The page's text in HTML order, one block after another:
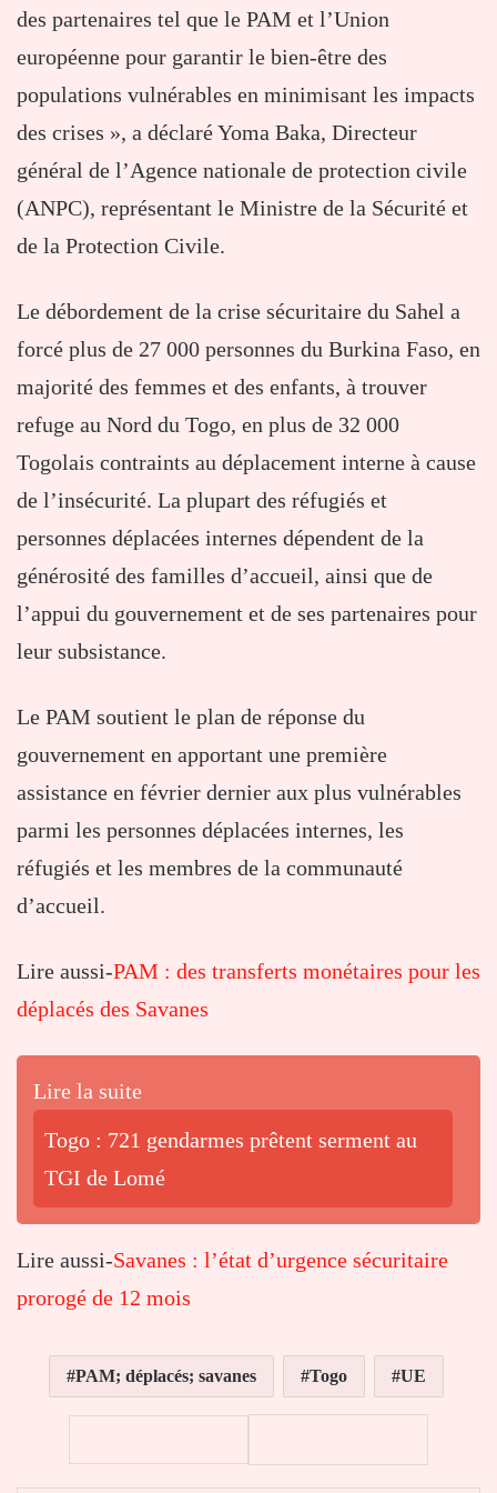
des partenaires tel que le PAM et l’Union
européenne pour garantir le bien-être des
populations vulnérables en minimisant les impacts
des crises », a déclaré Yoma Baka, Directeur
général de l’Agence nationale de protection civile
(ANPC), représentant le Ministre de la Sécurité et
de la Protection Civile.
Le débordement de la crise sécuritaire du Sahel a
forcé plus de 27 000 personnes du Burkina Faso, en
majorité des femmes et des enfants, à trouver
refuge au Nord du Togo, en plus de 32 000
Togolais contraints au déplacement interne à cause
de l’insécurité. La plupart des réfugiés et
personnes déplacées internes dépendent de la
générosité des familles d’accueil, ainsi que de
l’appui du gouvernement et de ses partenaires pour
leur subsistance.
Le PAM soutient le plan de réponse du
gouvernement en apportant une première
assistance en février dernier aux plus vulnérables
parmi les personnes déplacées internes, les
réfugiés et les membres de la communauté
d’accueil.
Lire aussi-PAM : des transferts monétaires pour les
déplacés des Savanes
Lire la suite
Togo : 721 gendarmes prêtent serment au
TGI de Lomé
Lire aussi-Savanes : l’état d’urgence sécuritaire
prorogé de 12 mois
PAM; déplacés; savanes Togo UE